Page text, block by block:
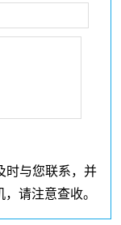
时与您联系，并
请注意查收。